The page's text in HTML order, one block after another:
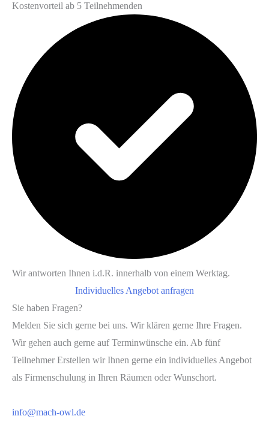
Kostenvorteil ab 5 Teilnehmenden
Wir antworten Ihnen i.d.R. innerhalb von einem Werktag.
Individuelles Angebot anfragen
Sie haben Fragen?
Melden Sie sich gerne bei uns. Wir klären gerne Ihre Fragen.
Wir gehen auch gerne auf Terminwünsche ein. Ab fünf
Teilnehmer Erstellen wir Ihnen gerne ein individuelles Angebot
als Firmenschulung in Ihren Räumen oder Wunschort.
info@mach-owl.de